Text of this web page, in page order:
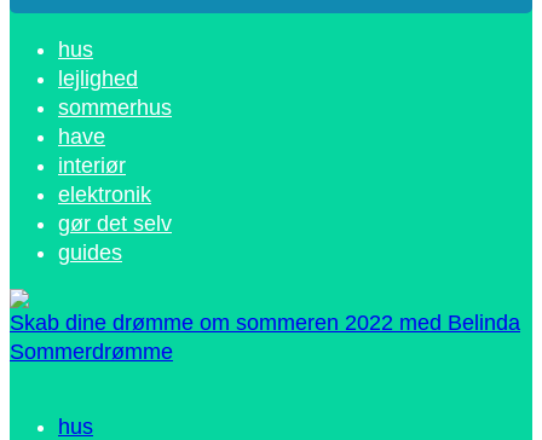
hus
lejlighed
sommerhus
have
interiør
elektronik
gør det selv
guides
Skab dine drømme om sommeren 2022 med Belinda
Sommerdrømme
hus